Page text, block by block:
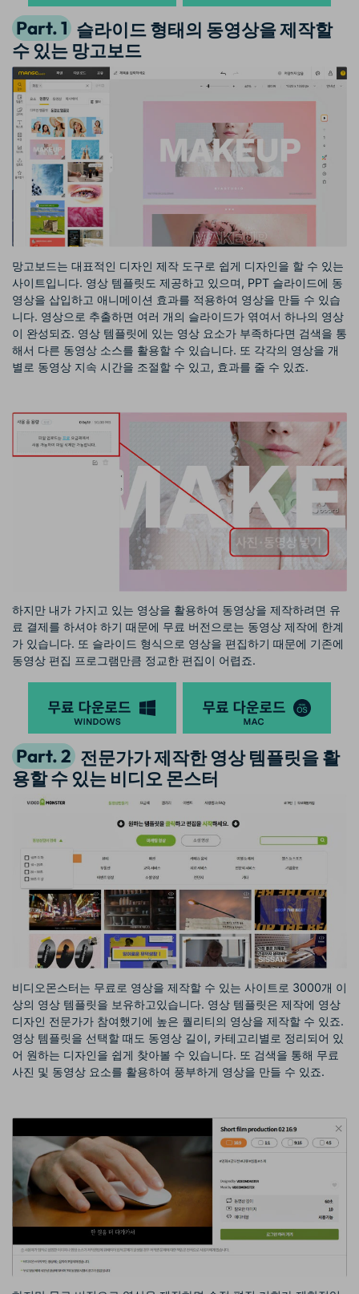
Part. 1 슬라이드 형태의 동영상을 제작할
수 있는 망고보드
망고보드는 대표적인 디자인 제작 도구로 쉽게 디자인을 할 수 있는
사이트입니다. 영상 템플릿도 제공하고 있으며, PPT 슬라이드에 동
영상을 삽입하고 애니메이션 효과를 적용하여 영상을 만들 수 있습
니다. 영상으로 추출하면 여러 개의 슬라이드가 엮여서 하나의 영상
이 완성되죠. 영상 템플릿에 있는 영상 요소가 부족하다면 검색을 통
해서 다른 동영상 소스를 활용할 수 있습니다. 또 각각의 영상을 개
별로 동영상 지속 시간을 조절할 수 있고, 효과를 줄 수 있죠.
하지만 내가 가지고 있는 영상을 활용하여 동영상을 제작하려면 유
료 결제를 하셔야 하기 때문에 무료 버전으로는 동영상 제작에 한계
가 있습니다. 또 슬라이드 형식으로 영상을 편집하기 때문에 기존에
동영상 편집 프로그램만큼 정교한 편집이 어렵죠.
Part. 2 전문가가 제작한 영상 템플릿을 활
용할 수 있는 비디오 몬스터
비디오몬스터는 무료로 영상을 제작할 수 있는 사이트로 3000개 이
상의 영상 템플릿을 보유하고있습니다. 영상 템플릿은 제작에 영상
디자인 전문가가 참여했기에 높은 퀄리티의 영상을 제작할 수 있죠.
영상 템플릿을 선택할 때도 동영상 길이, 카테고리별로 정리되어 있
어 원하는 디자인을 쉽게 찾아볼 수 있습니다. 또 검색을 통해 무료
사진 및 동영상 요소를 활용하여 풍부하게 영상을 만들 수 있죠.